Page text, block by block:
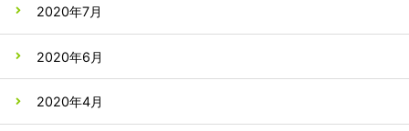
2020年7月
2020年6月
2020年4月